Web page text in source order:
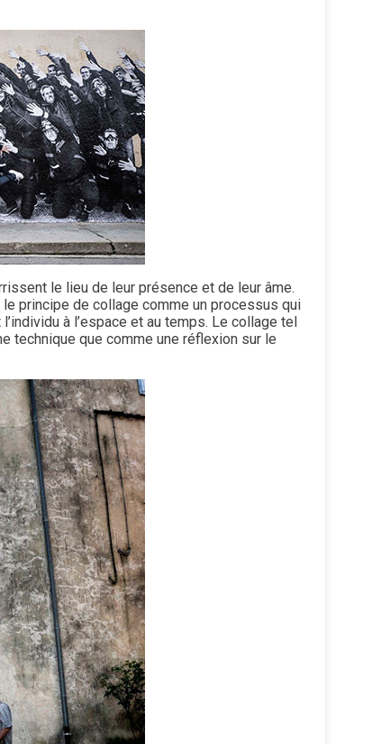
le lieu de leur présence et de leur âme.
principe de collage comme un processus qui
à l’espace et au temps. Le collage tel
technique que comme une réflexion sur le